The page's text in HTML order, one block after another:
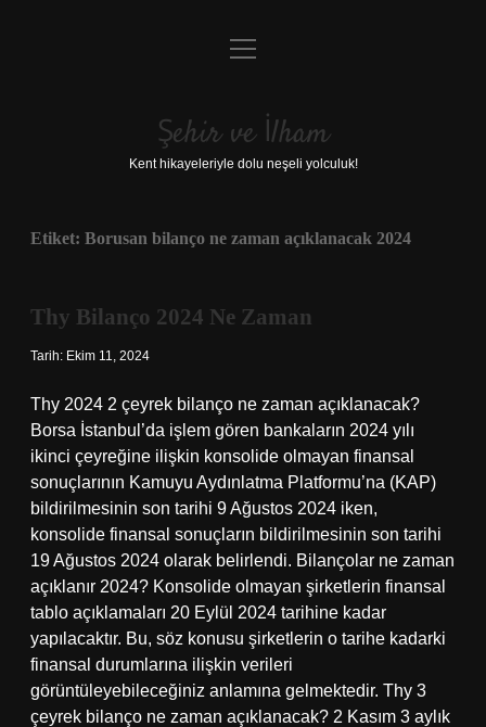
Anasayfa
Yasal Uyarı
menüyü
Şehir ve İlham
Kent hikayeleriyle dolu neşeli yolculuk!
Etiket: Borusan bilanço ne zaman açıklanacak 2024
Thy Bilanço 2024 Ne Zaman
Tarih: Ekim 11, 2024
Thy 2024 2 çeyrek bilanço ne zaman açıklanacak?
Borsa İstanbul’da işlem gören bankaların 2024 yılı
ikinci çeyreğine ilişkin konsolide olmayan finansal
sonuçlarının Kamuyu Aydınlatma Platformu’na (KAP)
bildirilmesinin son tarihi 9 Ağustos 2024 iken,
konsolide finansal sonuçların bildirilmesinin son tarihi
19 Ağustos 2024 olarak belirlendi. Bilançolar ne zaman
açıklanır 2024? Konsolide olmayan şirketlerin finansal
tablo açıklamaları 20 Eylül 2024 tarihine kadar
yapılacaktır. Bu, söz konusu şirketlerin o tarihe kadarki
finansal durumlarına ilişkin verileri
görüntüleyebileceğiniz anlamına gelmektedir. Thy 3
çeyrek bilanço ne zaman açıklanacak? 2 Kasım 3 aylık